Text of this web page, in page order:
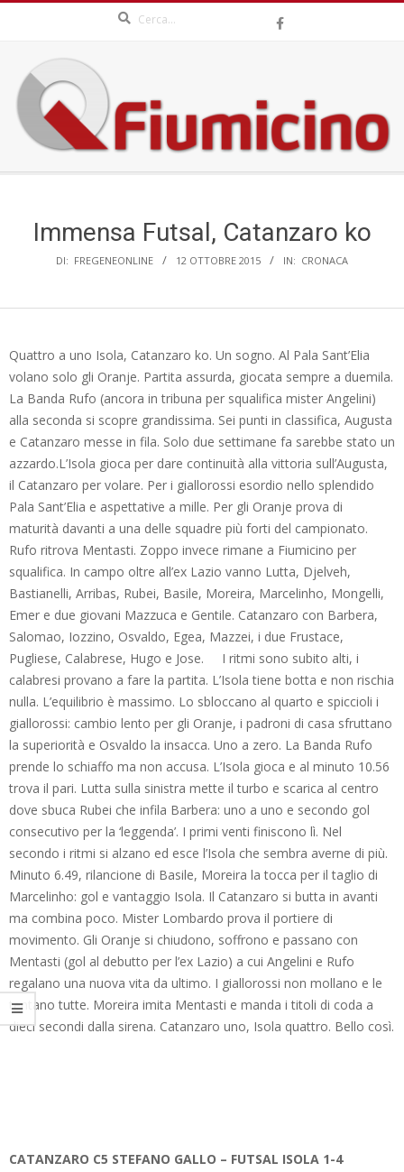
content
QFIUMICINO.COM
Immensa Futsal, Catanzaro ko
DI: FREGENEONLINE 12 OTTOBRE 2015 IN: CRONACA
Quattro a uno Isola, Catanzaro ko. Un sogno. Al Pala Sant’Elia
volano solo gli Oranje. Partita assurda, giocata sempre a duemila.
La Banda Rufo (ancora in tribuna per squalifica mister Angelini)
alla seconda si scopre grandissima. Sei punti in classifica, Augusta
e Catanzaro messe in fila. Solo due settimane fa sarebbe stato un
azzardo.L’Isola gioca per dare continuità alla vittoria sull’Augusta,
il Catanzaro per volare. Per i giallorossi esordio nello splendido
Pala Sant’Elia e aspettative a mille. Per gli Oranje prova di
maturità davanti a una delle squadre più forti del campionato.
Rufo ritrova Mentasti. Zoppo invece rimane a Fiumicino per
squalifica. In campo oltre all’ex Lazio vanno Lutta, Djelveh,
Bastianelli, Arribas, Rubei, Basile, Moreira, Marcelinho, Mongelli,
Emer e due giovani Mazzuca e Gentile. Catanzaro con Barbera,
Salomao, Iozzino, Osvaldo, Egea, Mazzei, i due Frustace,
Pugliese, Calabrese, Hugo e Jose. I ritmi sono subito alti, i
calabresi provano a fare la partita. L’Isola tiene botta e non rischia
nulla. L’equilibrio è massimo. Lo sbloccano al quarto e spiccioli i
giallorossi: cambio lento per gli Oranje, i padroni di casa sfruttano
la superiorità e Osvaldo la insacca. Uno a zero. La Banda Rufo
prende lo schiaffo ma non accusa. L’Isola gioca e al minuto 10.56
trova il pari. Lutta sulla sinistra mette il turbo e scarica al centro
dove sbuca Rubei che infila Barbera: uno a uno e secondo gol
consecutivo per la ‘leggenda’. I primi venti finiscono lì. Nel
secondo i ritmi si alzano ed esce l’Isola che sembra averne di più.
Minuto 6.49, rilancione di Basile, Moreira la tocca per il taglio di
Marcelinho: gol e vantaggio Isola. Il Catanzaro si butta in avanti
ma combina poco. Mister Lombardo prova il portiere di
movimento. Gli Oranje si chiudono, soffrono e passano con
Mentasti (gol al debutto per l’ex Lazio) a cui Angelini e Rufo
regalano una nuova vita da ultimo. I giallorossi non mollano e le
tentano tutte. Moreira imita Mentasti e manda i titoli di coda a
dieci secondi dalla sirena. Catanzaro uno, Isola quattro. Bello così.
CATANZARO C5 STEFANO GALLO – FUTSAL ISOLA 1-4